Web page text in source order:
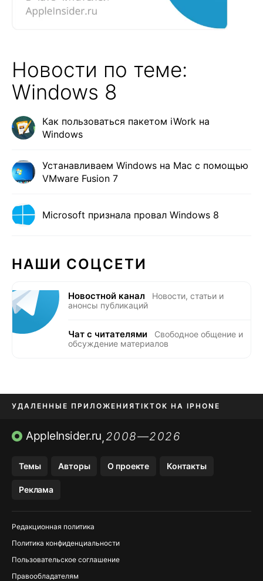
Новости по теме:
Windows 8
Как пользоваться пакетом iWork на
Windows
Устанавливаем Windows на Mac с помощью
VMware Fusion 7
Microsoft признала провал Windows 8
НАШИ СОЦСЕТИ
Новостной канал
Новости, статьи и
анонсы публикаций
Чат с читателями
Свободное общение и
обсуждение материалов
УДАЛЕННЫЕ ПРИЛОЖЕНИЯTIKTOK НА IPHONE
ПРИЛОЖЕНИЯ БЕЗ APP STORE
AppleInsider.ru,2008—2026
Темы Авторы О проекте Контакты
Реклама
Редакционная политика
Политика конфиденциальности
Пользовательское соглашение
Правообладателям